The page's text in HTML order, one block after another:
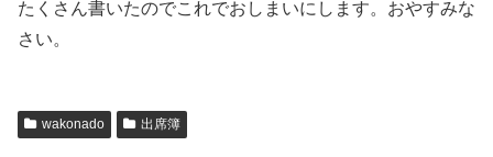
たくさん書いたのでこれでおしまいにします。おやすみな
さい。
wakonado 出席簿